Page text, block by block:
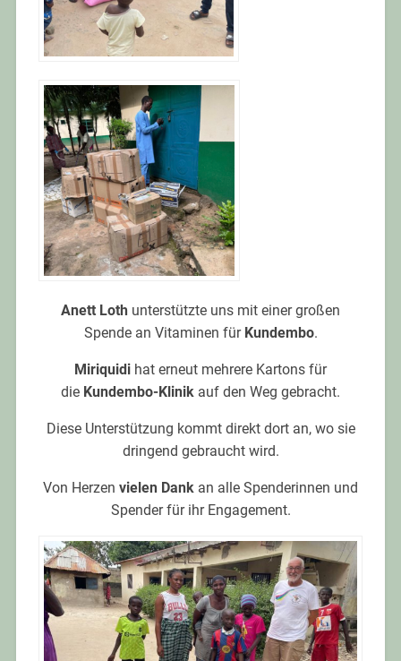
Anett Loth unterstützte uns mit einer großen
Spende an Vitaminen für Kundembo.
Miriquidi hat erneut mehrere Kartons für
die Kundembo-Klinik auf den Weg gebracht.
Diese Unterstützung kommt direkt dort an, wo sie
dringend gebraucht wird.
Von Herzen vielen Dank an alle Spenderinnen und
Spender für ihr Engagement.